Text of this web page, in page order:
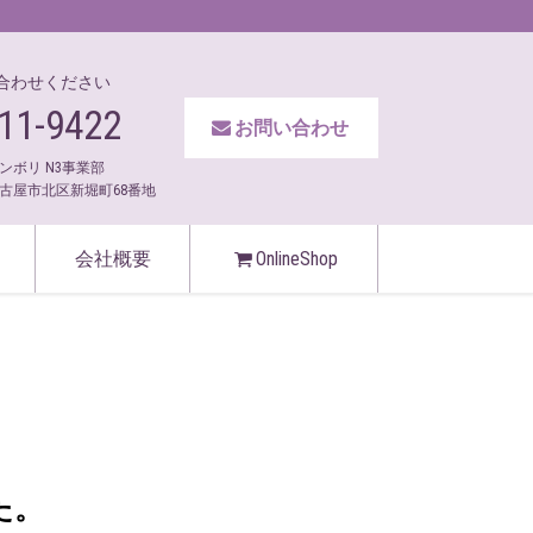
わせください
9422
ボリ N3事業部
屋市北区新堀町68番地
お問い合わせ
会社概要 OnlineShop